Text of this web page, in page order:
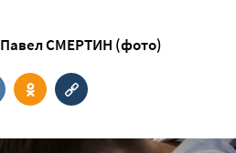
Павел СМЕРТИН (фото)